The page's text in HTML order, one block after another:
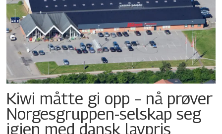
Kiwi måtte gi opp – nå prøver
Norgesgruppen-selskap seg
igjen med dansk lavpris